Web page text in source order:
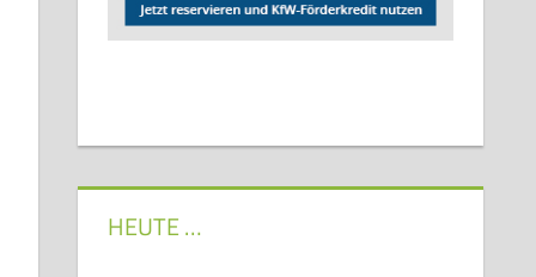
HEUTE …